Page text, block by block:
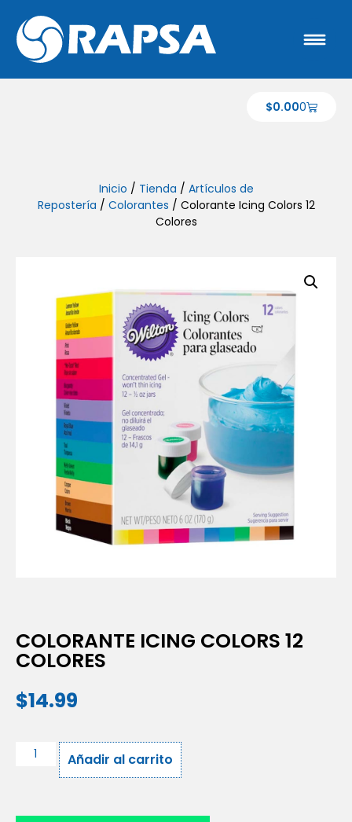
$0.000
Inicio / Tienda / Artículos de
Repostería / Colorantes / Colorante Icing Colors 12
Colores
COLORANTE ICING COLORS 12
COLORES
$14.99
Añadir al carrito